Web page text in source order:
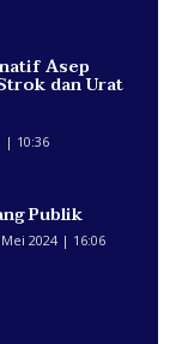
Asep
dan Urat
| 10:36
Publik
2024 | 16:06